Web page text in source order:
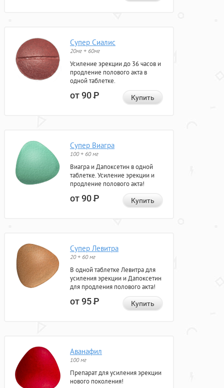
Супер Сиалис
20мг + 60мг
Усиление эрекции до 36 часов и
продление полового акта в
одной таблетке.
от 90Р Купить
Супер Виагра
100 + 60 мг
Виагра и Дапоксетин в одной
таблетке. Усиление эрекции и
продление полового акта!
от 90Р Купить
Супер Левитра
20 + 60 мг
В одной таблетке Левитра для
усиления эрекции и Дапоксетин
для продления полового акта!
от 95Р Купить
Аванафил
100 мг
Препарат для усиления эрекции
нового поколения!